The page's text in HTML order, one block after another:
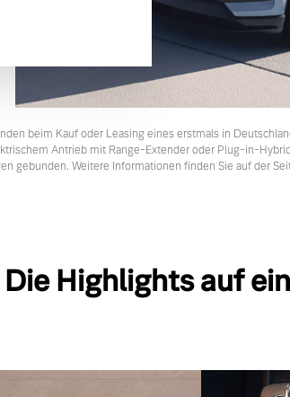
beim Kauf oder Leasing eines erstmals in
Antrieb mit Range-Extender oder Plug-in-
gebunden. Weitere Informationen finden Sie auf der
Die Highlights auf